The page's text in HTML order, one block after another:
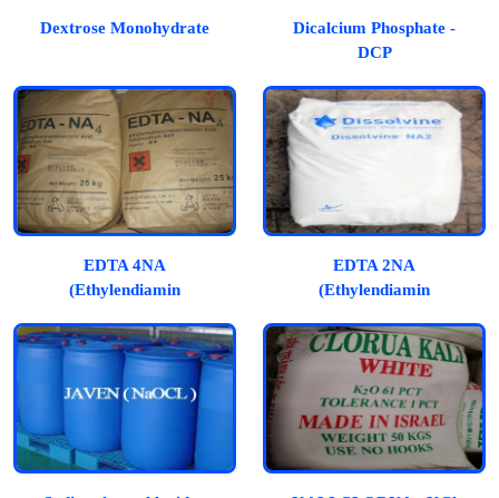
Dextrose Monohydrate
Dicalcium Phosphate -
DCP
EDTA 4NA
(Ethylendiamin
EDTA 2NA
(Ethylendiamin